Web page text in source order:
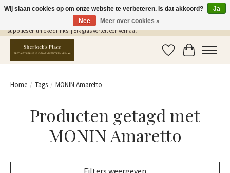
Gratis Verzending in NL vanaf €75,- | Sherlocks Place: dé plek voor MONIN siropen, bar
supplies en unieke drinks. | Elk glas vertelt een verhaal
Verlanglijst
Home / Tags / MONIN Amaretto
Producten getagd met
MONIN Amaretto
Filters weergeven
Wij slaan cookies op om onze website te verbeteren. Is dat akkoord?
Ja
Nee
Meer over cookies »